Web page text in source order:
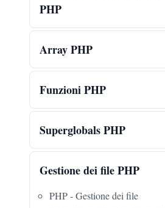
PHP
Array PHP
Funzioni PHP
Superglobals PHP
Gestione dei file PHP
PHP - Gestione dei file